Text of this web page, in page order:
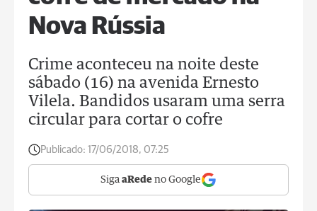
Nova Rússia
Crime aconteceu na noite deste
sábado (16) na avenida Ernesto
Vilela. Bandidos usaram uma serra
circular para cortar o cofre
Publicado: 17/06/2018, 07:25
Siga aRede no Google